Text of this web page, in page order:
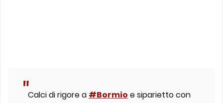
Calci di rigore a #Bormio e siparietto con